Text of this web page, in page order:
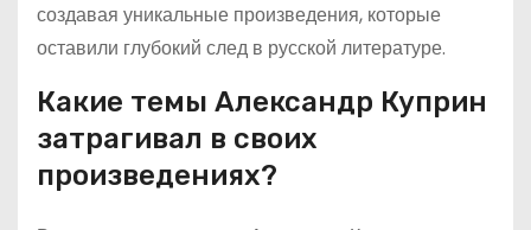
создавая уникальные произведения, которые
оставили глубокий след в русской литературе.
Какие темы Александр Куприн
затрагивал в своих
произведениях?